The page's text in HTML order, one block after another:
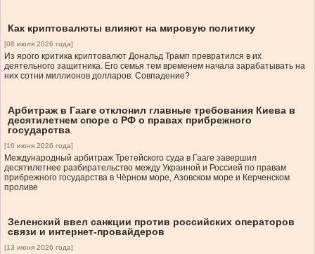
Как криптовалюты влияют на мировую политику
[08 июля 2026 года]
Из ярого критика криптовалют Дональд Трамп превратился в их
деятельного защитника. Его семья тем временем начала зарабатывать на
них сотни миллионов долларов. Совпадение?
Арбитраж в Гааге отклонил главные требования Киева в
десятилетнем споре с РФ о правах прибрежного
государства
[16 июня 2026 года]
Международный арбитраж Третейского суда в Гааге завершил
десятилетнее разбирательство между Украиной и Россией по правам
прибрежного государства в Чёрном море, Азовском море и Керченском
проливе
Зеленский ввел санкции против российских операторов
связи и интернет-провайдеров
[13 июня 2026 года]